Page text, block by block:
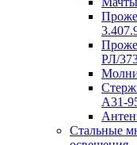
РЛ/
А31-
Стальные